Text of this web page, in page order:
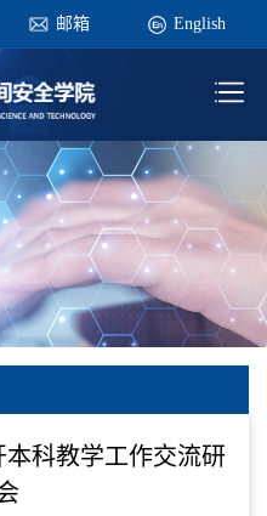
邮箱 English
科教学工作交流研